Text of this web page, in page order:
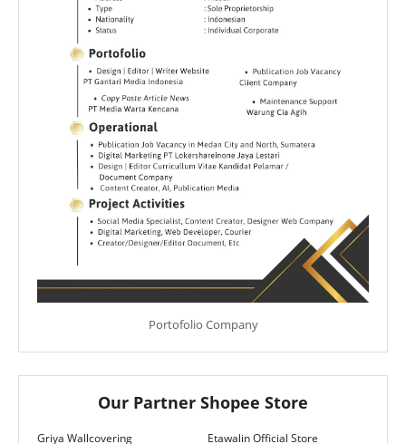
Portofolio Company
Our Partner Shopee Store
Griya Wallcovering Etawalin Official Store